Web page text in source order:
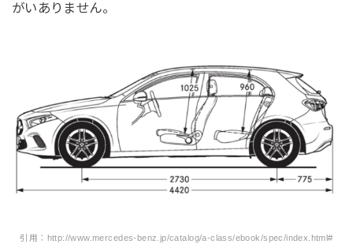
がいありません。
引用：http://www.mercedes-benz.jp/catalog/a-class/ebook/spec/index.html#